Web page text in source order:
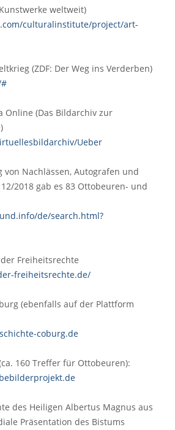
weltweit)
culturalinstitute/project/art-
(ZDF: Der Weg ins Verderben)
Online (Das Bildarchiv zur
Ueber
von Nachlässen, Autografen und
2018 gab es 83 Ottobeuren- und
de/search.html?
Freiheitsrechte
freiheitsrechte.de/
(ebenfalls auf der Plattform
coburg.de
160 Treffer für Ottobeuren):
des Heiligen Albertus Magnus aus
Präsentation des Bistums